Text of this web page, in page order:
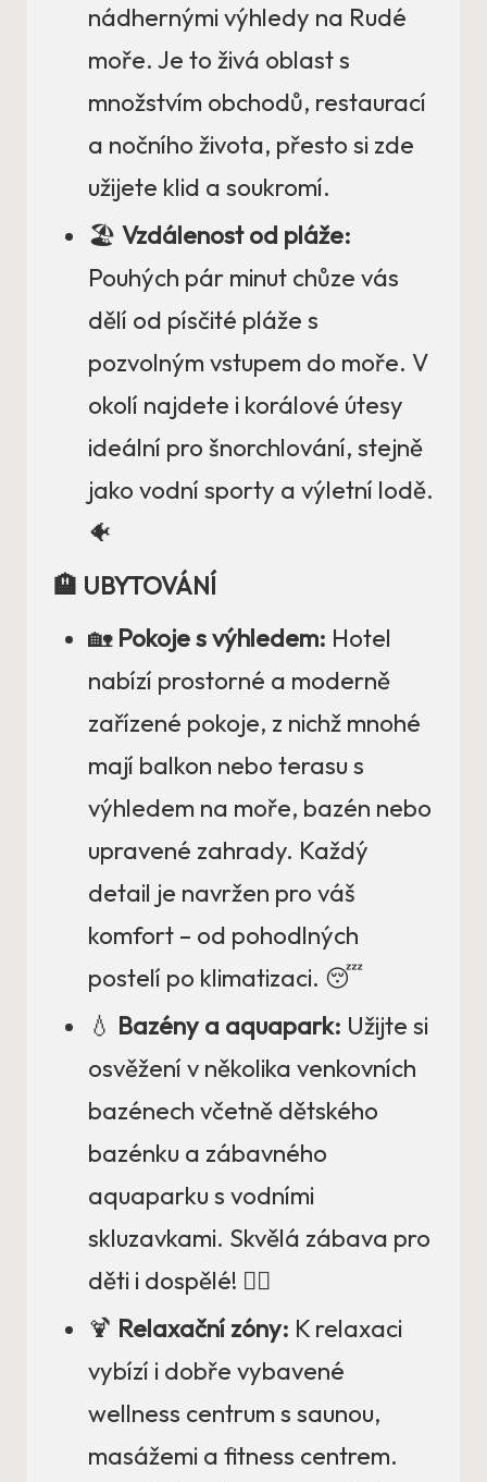
nádhernými výhledy na Rudé
moře. Je to živá oblast s
množstvím obchodů, restaurací
a nočního života, přesto si zde
užijete klid a soukromí.
🏖️ Vzdálenost od pláže:
Pouhých pár minut chůze vás
dělí od písčité pláže s
pozvolným vstupem do moře. V
okolí najdete i korálové útesy
ideální pro šnorchlování, stejně
jako vodní sporty a výletní lodě.
🐠
🏨 UBYTOVÁNÍ
🏡 Pokoje s výhledem: Hotel
nabízí prostorné a moderně
zařízené pokoje, z nichž mnohé
mají balkon nebo terasu s
výhledem na moře, bazén nebo
upravené zahrady. Každý
detail je navržen pro váš
komfort – od pohodlných
postelí po klimatizaci. 😴
💧 Bazény a aquapark: Užijte si
osvěžení v několika venkovních
bazénech včetně dětského
bazénku a zábavného
aquaparku s vodními
skluzavkami. Skvělá zábava pro
děti i dospělé! 🏊‍♂️
🍹 Relaxační zóny: K relaxaci
vybízí i dobře vybavené
wellness centrum s saunou,
masážemi a fitness centrem.